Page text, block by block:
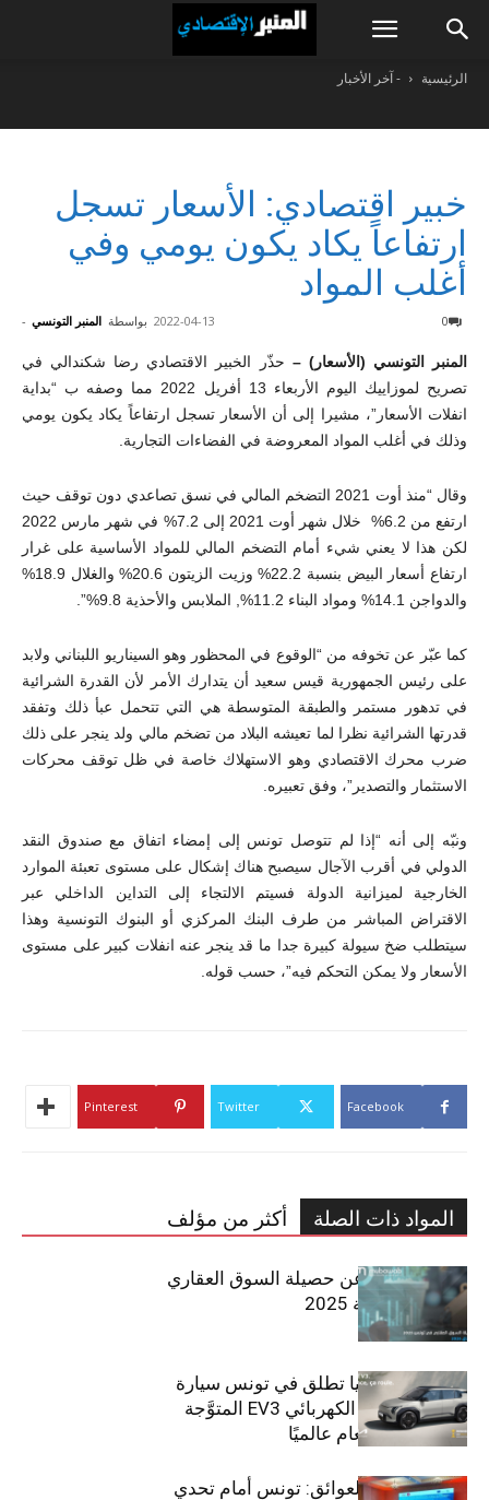
الرئيسية - آخر الأخبار
خبير اقتصادي: الأسعار تسجل
ارتفاعاً يكاد يكون يومي وفي
أغلب المواد
بواسطة المنبر التونسي - 2022-04-13 0
المنبر التونسي (الأسعار) – حذّر الخبير الاقتصادي رضا شكندالي في
تصريح لموزاييك اليوم الأربعاء 13 أفريل 2022 مما وصفه ب “بداية
انفلات الأسعار”، مشيرا إلى أن الأسعار تسجل ارتفاعاً يكاد يكون يومي
وذلك في أغلب المواد المعروضة في الفضاءات التجارية.
وقال “منذ أوت 2021 التضخم المالي في نسق تصاعدي دون توقف حيث
ارتفع من 6.2% خلال شهر أوت 2021 إلى 7.2% في شهر مارس 2022
لكن هذا لا يعني شيء أمام التضخم المالي للمواد الأساسية على غرار
ارتفاع أسعار البيض بنسبة 22.2% وزيت الزيتون 20.6% والغلال 18.9%
والدواجن 14.1% ومواد البناء 11.2%, الملابس والأحذية 9.8%”.
كما عبّر عن تخوفه من “الوقوع في المحظور وهو السيناريو اللبناني ولابد
على رئيس الجمهورية قيس سعيد أن يتدارك الأمر لأن القدرة الشرائية
في تدهور مستمر والطبقة المتوسطة هي التي تتحمل عبأ ذلك وتفقد
قدرتها الشرائية نظرا لما تعيشه البلاد من تضخم مالي ولد ينجر على ذلك
ضرب محرك الاقتصادي وهو الاستهلاك خاصة في ظل توقف محركات
الاستثمار والتصدير”، وفق تعبيره.
ونبّه إلى أنه “إذا لم تتوصل تونس إلى إمضاء اتفاق مع صندوق النقد
الدولي في أقرب الآجال سيصبح هناك إشكال على مستوى تعبئة الموارد
الخارجية لميزانية الدولة فسيتم الالتجاء إلى التداين الداخلي عبر
الاقتراض المباشر من طرف البنك المركزي أو البنوك التونسية وهذا
سيتطلب ضخ سيولة كبيرة جدا ما قد ينجر عنه انفلات كبير على مستوى
الأسعار ولا يمكن التحكم فيه”، حسب قوله.
Facebook
Twitter
Pinterest
المواد ذات الصلة أكثر من مؤلف
مبوب تكشف عن حصيلة السوق العقاري
في تونس لسنة 2025
سيتي كارز – كيا تطلق في تونس سيارة
الـدفع الرباعي الكهربائي EV3 المتوَّجة
بلقب سيارة العام عالميًا
بين الطموح والعوائق: تونس أمام تحدي